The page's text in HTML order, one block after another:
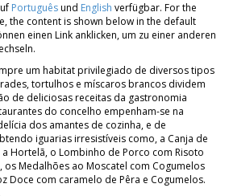
Portuguêsund English verfügbar. For the
the content is shown below in the default
einen Link anklicken, um zu einer anderen
um habitat privilegiado de diversos tipos
tortulhos e míscaros brancos dividem
de deliciosas receitas da gastronomia
do concelho empenham-se na
dos amantes de cozinha, e de
iguarias irresistíveis como, a Canja de
Hortelã, o Lombinho de Porco com Risoto
Medalhões ao Moscatel com Cogumelos
Doce com caramelo de Pêra e Cogumelos.